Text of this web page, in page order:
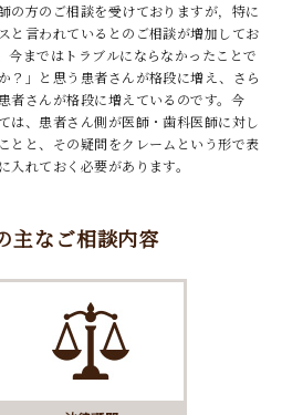
の方のご相談を受けておりますが，特に
と言われているとのご相談が増加してお
今まではトラブルにならなかったことで
？」と思う患者さんが格段に増え、さら
者さんが格段に増えているのです。今
は、患者さん側が医師・歯科医師に対し
とと、その疑問をクレームという形で表
れておく必要があります。
主なご相談内容